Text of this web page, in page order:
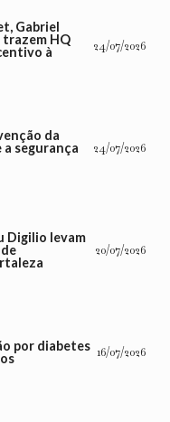
Gabriel
trazem HQ
à
24/07/2026
da
segurança
24/07/2026
Digilio levam
20/07/2026
por diabetes 16/07/2026